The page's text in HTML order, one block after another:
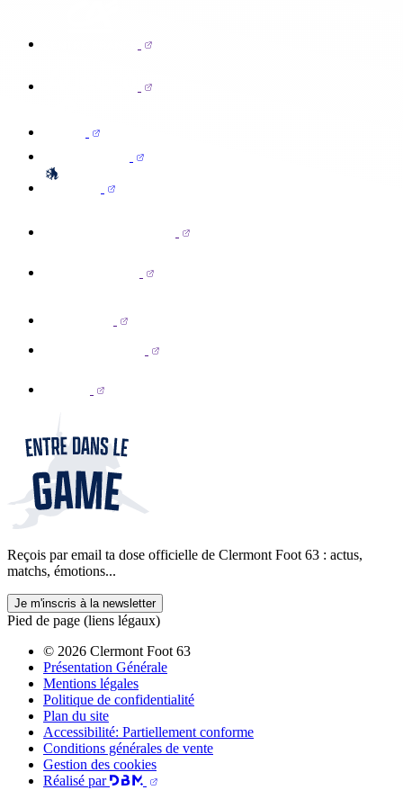
Reçois par email ta dose officielle de Clermont Foot 63 : actus,
matchs, émotions...
Je m'inscris à la newsletter
Pied de page (liens légaux)
© 2026 Clermont Foot 63
Présentation Générale
Mentions légales
Politique de confidentialité
Plan du site
Accessibilité: Partiellement conforme
Conditions générales de vente
Gestion des cookies
Réalisé par